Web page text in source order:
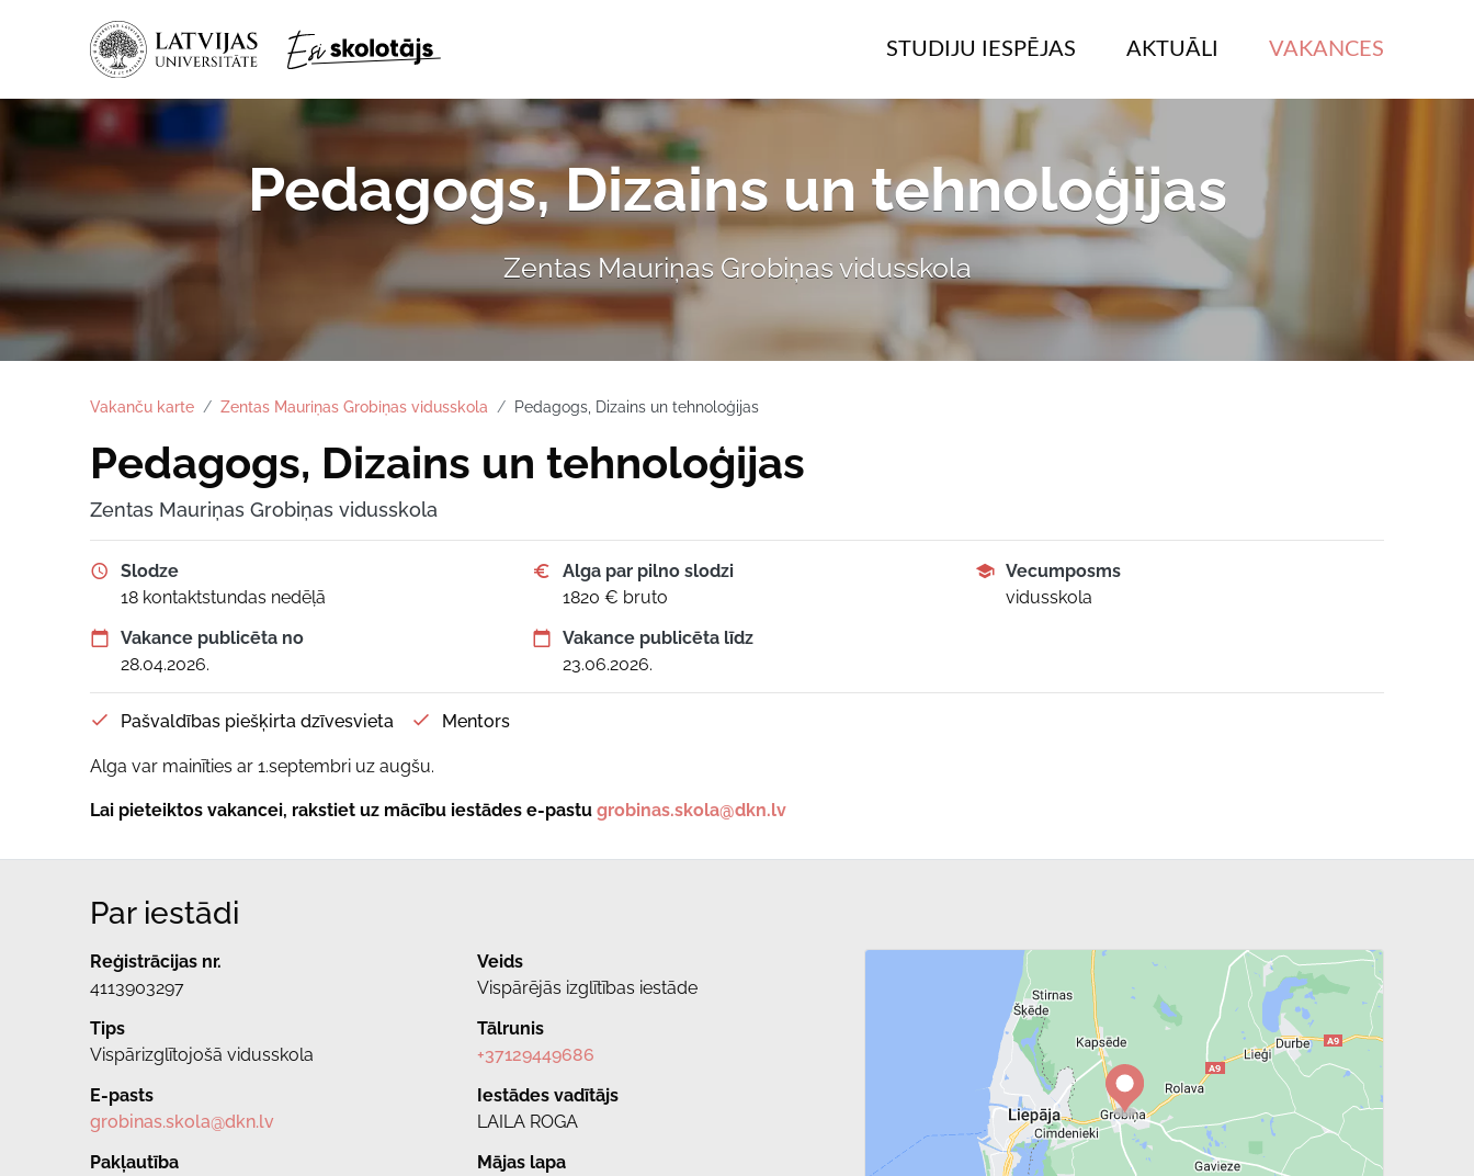
STUDIJU IESPĒJAS AKTUĀLI VAKANCES
Pedagogs, Dizains un tehnoloģijas
Zentas Mauriņas Grobiņas vidusskola
Vakanču karte Zentas Mauriņas Grobiņas vidusskola Pedagogs, Dizains un tehnoloģijas
Pedagogs, Dizains un tehnoloģijas
Zentas Mauriņas Grobiņas vidusskola
Slodze
18 kontaktstundas nedēļā
Alga par pilno slodzi
1820 € bruto
Vecumposms
vidusskola
Vakance publicēta no
28.04.2026.
Vakance publicēta līdz
23.06.2026.
Pašvaldības piešķirta dzīvesvieta Mentors
Alga var mainīties ar 1.septembri uz augšu.
Lai pieteiktos vakancei, rakstiet uz mācību iestādes e-pastu grobinas.skola@dkn.lv
Par iestādi
Reģistrācijas nr.
4113903297
Veids
Vispārējās izglītības iestāde
Tips
Vispārizglītojošā vidusskola
Tālrunis
+37129449686
E-pasts
grobinas.skola@dkn.lv
Iestādes vadītājs
LAILA ROGA
Pakļautība
Mājas lapa